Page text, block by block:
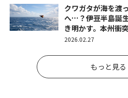
クワガタが海を渡
へ…？――伊豆半島誕
き明かす。本州衝
2026.02.27
もっと見る